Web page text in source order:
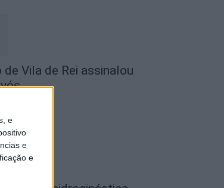
e
e
e
de Vila de Rei assinalou